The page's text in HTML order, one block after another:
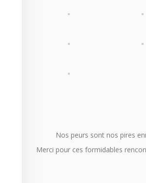
Nos peurs sont nos pires
Merci pour ces formidables